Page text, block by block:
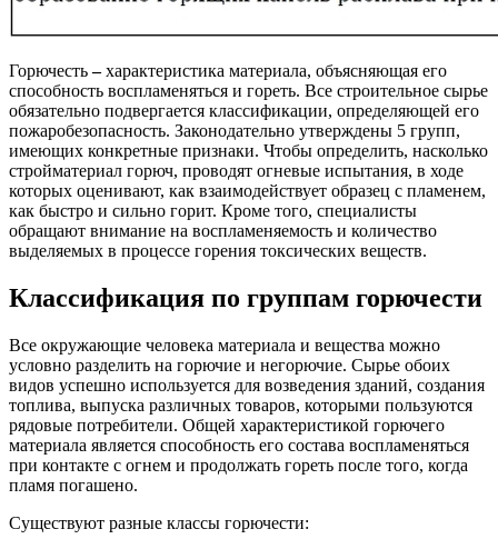
Горючесть–характеристика материала, объясняющая его
способность воспламеняться и гореть. Все строительное сырье
обязательно подвергается классификации, определяющей его
пожаробезопасность. Законодательно утверждены 5 групп,
имеющих конкретные признаки. Чтобы определить, насколько
стройматериал горюч, проводят огневые испытания, в ходе
которых оценивают, как взаимодействует образец с пламенем,
как быстро и сильно горит. Кроме того, специалисты
обращают внимание на воспламеняемость и количество
выделяемых в процессе горения токсических веществ.
Классификация по группам горючести
Все окружающие человека материала и вещества можно
условно разделить на горючие и негорючие. Сырье обоих
видов успешно используется для возведения зданий, создания
топлива, выпуска различных товаров, которыми пользуются
рядовые потребители. Общей характеристикой горючего
материала является способность его состава воспламеняться
при контакте с огнем и продолжать гореть после того, когда
пламя погашено.
Существуют разные классы горючести: